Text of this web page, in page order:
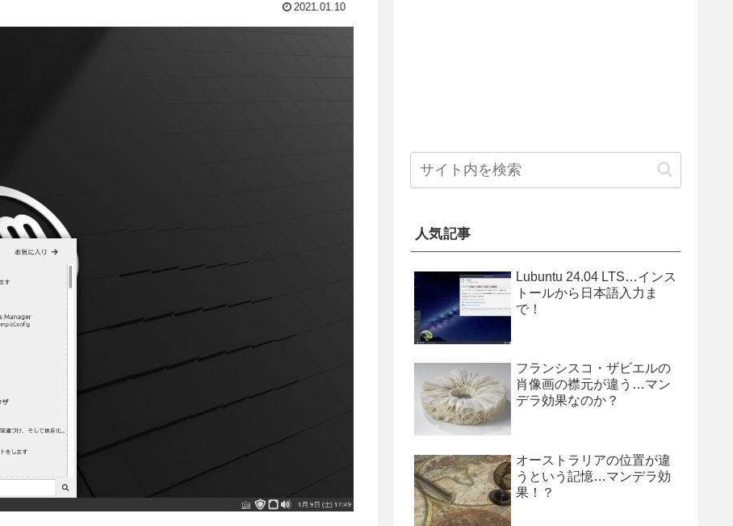
2021.01.10
人気記事
Lubuntu 24.04 LTS…インス
トールから日本語入力ま
で！
フランシスコ・ザビエルの
肖像画の襟元が違う…マン
デラ効果なのか？
オーストラリアの位置が違
うという記憶…マンデラ効
果！？